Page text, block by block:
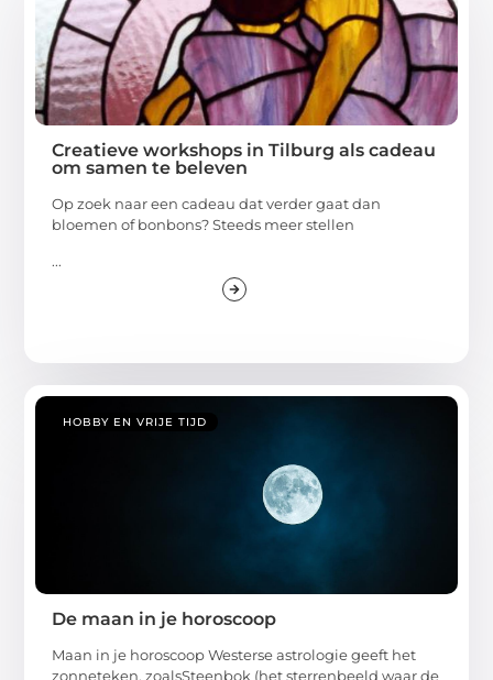
Creatieve workshops in Tilburg als cadeau
om samen te beleven
Op zoek naar een cadeau dat verder gaat dan
bloemen of bonbons? Steeds meer stellen
...
HOBBY EN VRIJE TIJD
De maan in je horoscoop
Maan in je horoscoop Westerse astrologie geeft het
zonneteken, zoalsSteenbok (het sterrenbeeld waar de